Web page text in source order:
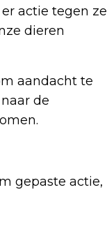
actie tegen ze
dieren
aandacht te
de
gepaste actie,